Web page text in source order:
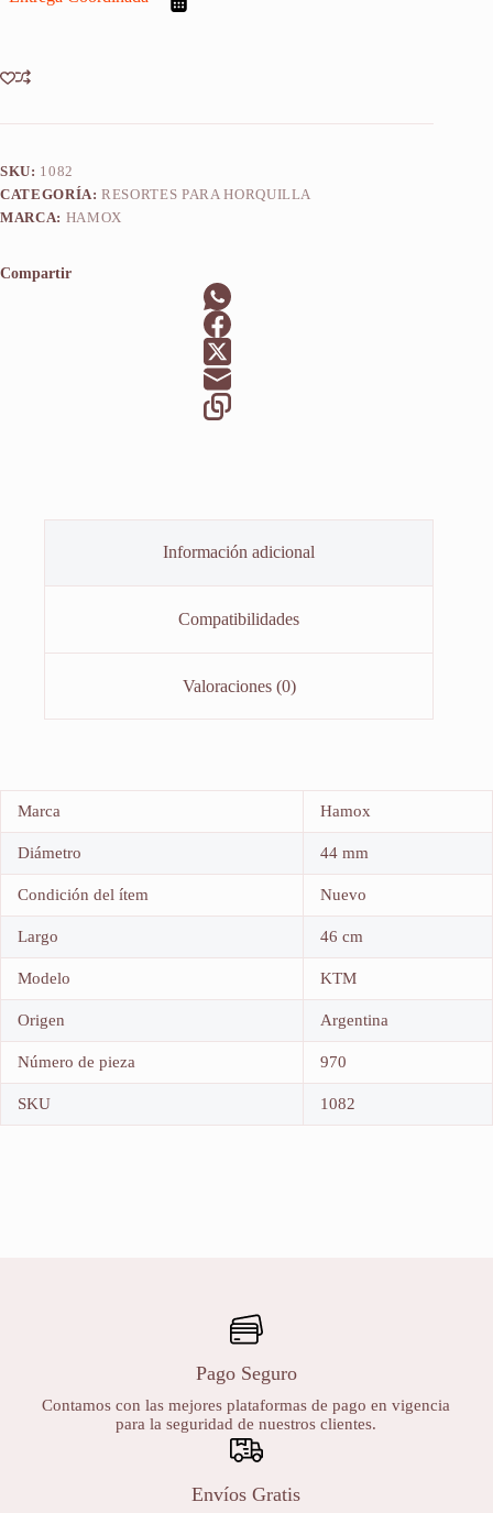
2u
cantidad
SKU: 1082
CATEGORÍA:RESORTES PARA HORQUILLA
MARCA: HAMOX
Compartir
Información adicional
Compatibilidades
Valoraciones (0)
Marca Hamox
Diámetro 44 mm
Condición del ítem Nuevo
Largo 46 cm
Modelo KTM
Origen Argentina
Número de pieza 970
SKU 1082
Pago Seguro
Contamos con las mejores plataformas de pago en vigencia
para la seguridad de nuestros clientes.
Envíos Gratis